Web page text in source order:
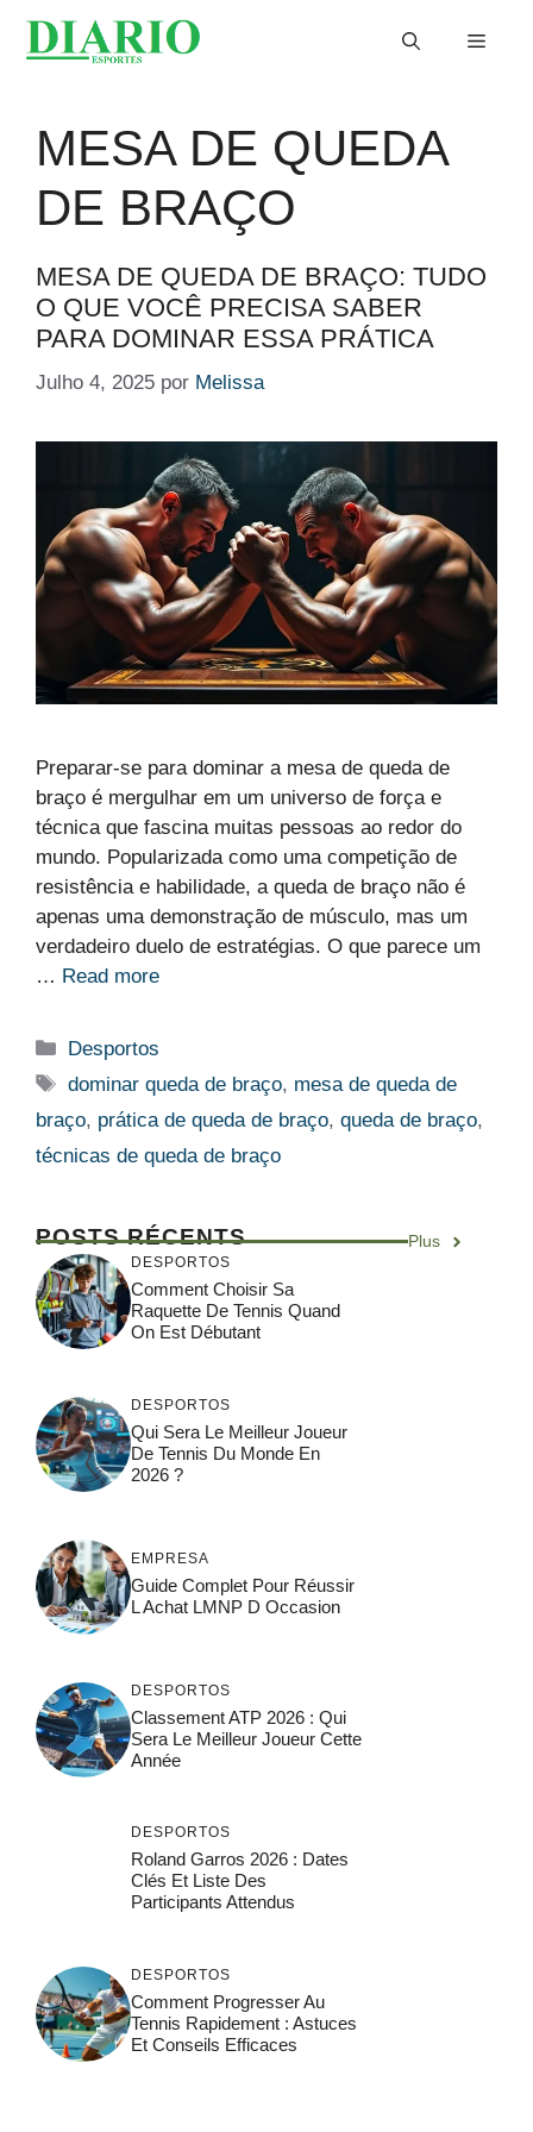
Menu
MESA DE QUEDA
DE BRAÇO
MESA DE QUEDA DE BRAÇO: TUDO
O QUE VOCÊ PRECISA SABER
PARA DOMINAR ESSA PRÁTICA
Julho 4, 2025 por Melissa
Preparar-se para dominar a mesa de queda de
braço é mergulhar em um universo de força e
técnica que fascina muitas pessoas ao redor do
mundo. Popularizada como uma competição de
resistência e habilidade, a queda de braço não é
apenas uma demonstração de músculo, mas um
verdadeiro duelo de estratégias. O que parece um
… Read more
Categorias
Desportos
Etiquetas
dominar queda de braço, mesa de queda de
braço, prática de queda de braço, queda de braço,
técnicas de queda de braço
POSTS RÉCENTS Plus
DESPORTOS
Comment Choisir Sa
Raquette De Tennis Quand
On Est Débutant
DESPORTOS
Qui Sera Le Meilleur Joueur
De Tennis Du Monde En
2026 ?
EMPRESA
Guide Complet Pour Réussir
L Achat LMNP D Occasion
DESPORTOS
Classement ATP 2026 : Qui
Sera Le Meilleur Joueur Cette
Année
DESPORTOS
Roland Garros 2026 : Dates
Clés Et Liste Des
Participants Attendus
DESPORTOS
Comment Progresser Au
Tennis Rapidement : Astuces
Et Conseils Efficaces